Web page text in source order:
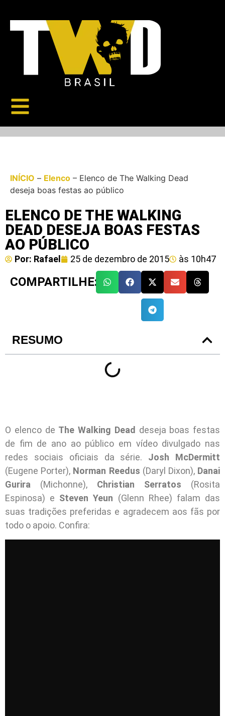
INÍCIO – Elenco – Elenco de The Walking Dead
deseja boas festas ao público
ELENCO DE THE WALKING
DEAD DESEJA BOAS FESTAS
AO PÚBLICO
Por: Rafael 25 de dezembro de 2015 às 10h47
COMPARTILHE:
RESUMO
O elenco de The Walking Dead deseja boas festas
de fim de ano ao público em vídeo divulgado nas
redes sociais oficiais da série. Josh McDermitt
(Eugene Porter), Norman Reedus (Daryl Dixon), Danai
Gurira (Michonne), Christian Serratos (Rosita
Espinosa) e Steven Yeun (Glenn Rhee) falam das
suas tradições preferidas e agradecem aos fãs por
todo o apoio. Confira: